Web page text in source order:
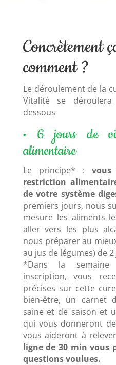
Concrètement
comment ?
Le déroulement de la
Vitalité se
dessous
• 6 jours de
alimentaire
Le principe* : vous
restriction
de votre système
premiers jours, nous
mesure les aliments
aller vers les plus
nous préparer au
au jus de légumes) de
*Dans la
inscription, vous
précises sur cette
bien-être, un carnet
saine et de saison et
qui vous donneront
vous aideront à
ligne de 30 min vous
questions voulues.